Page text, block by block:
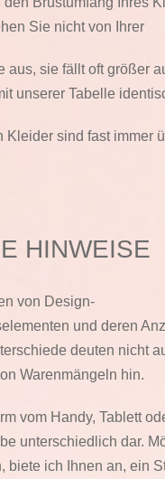
Sie nicht von Ihrer
aus, sie fällt oft größer
unserer Tabelle
Kleider sind fast immer
HINWEISE
von Design-
und deren
deuten nicht
Warenmängeln hin.
vom Handy, Tablett
unterschiedlich dar.
biete ich Ihnen an, ein